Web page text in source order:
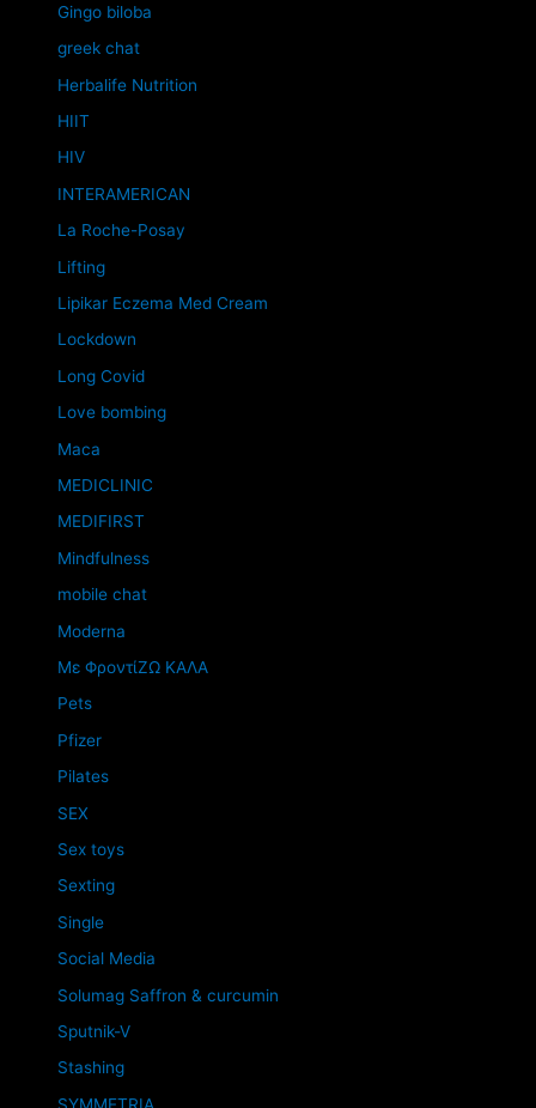
Gingo biloba
greek chat
Herbalife Nutrition
HIIT
HIV
INTERAMERICAN
La Roche-Posay
Lifting
Lipikar Eczema Med Cream
Lockdown
Long Covid
Love bombing
Maca
MEDICLINIC
MEDIFIRST
Mindfulness
mobile chat
Moderna
Mε ΦροντίΖΩ ΚΑΛΑ
Pets
Pfizer
Pilates
SEX
Sex toys
Sexting
Single
Social Media
Solumag Saffron & curcumin
Sputnik-V
Stashing